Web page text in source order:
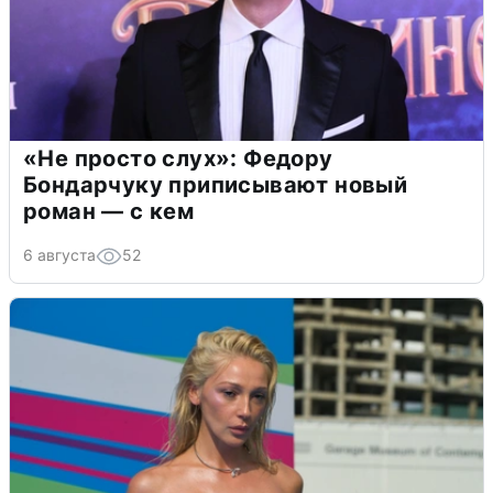
«Не просто слух»: Федору
Бондарчуку приписывают новый
роман — с кем
6 августа 52